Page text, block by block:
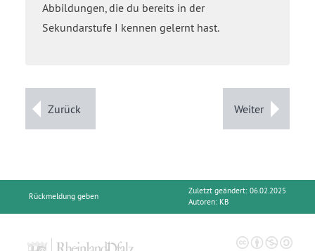
Abbildungen, die du bereits in der
Sekundarstufe I kennen gelernt hast.
Zurück Weiter
Rückmeldung geben
Zuletzt geändert: 06.02.2025
Autoren: KB